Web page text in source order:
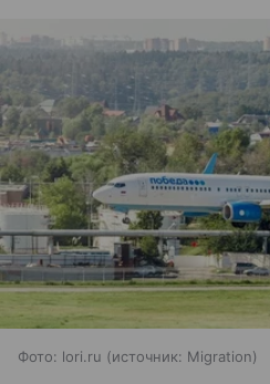
Фото: lori.ru источник: Migration